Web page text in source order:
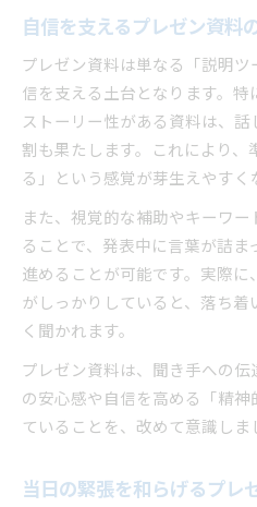
自信を支えるプレゼン資料
プレゼン資料は単なる「説明
信を支える土台となります。特
ストーリー性がある資料は、
割も果たします。これにより、
る」という感覚が芽生えやすく
また、視覚的な補助やキーワ
ることで、発表中に言葉が詰ま
進めることが可能です。実際
がしっかりしていると、落ち
く聞かれます。
プレゼン資料は、聞き手への
の安心感や自信を高める「精
ていることを、改めて意識しま
当日の緊張を和らげるプレ